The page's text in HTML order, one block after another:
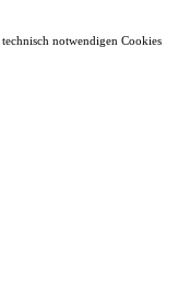
notwendigen Cookies